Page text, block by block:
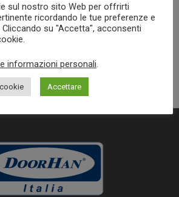
sul nostro sito Web per offrirti
ricordando le tue preferenze e
su "Accetta", acconsenti
informazioni personali
Accettare